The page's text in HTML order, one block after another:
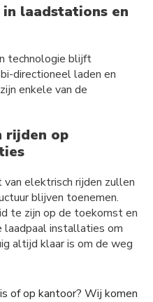
laadstations en
technologie blijft
directioneel laden en
enkele van de
rijden op
elektrisch rijden zullen
blijven toenemen.
te zijn op de toekomst en
laadpaal installaties om
altijd klaar is om de weg
of op kantoor? Wij komen